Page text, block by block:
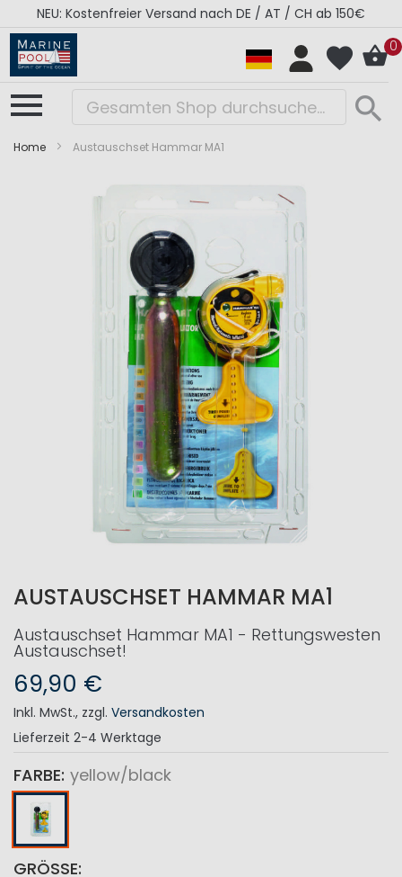
NEU: Kostenfreier Versand nach DE / AT / CH ab 150€
0
Home Austauschset Hammar MA1
AUSTAUSCHSET HAMMAR MA1
Austauschset Hammar MA1 - Rettungswesten
Austauschset!
69,90 €
Inkl. MwSt., zzgl. Versandkosten
Lieferzeit 2-4 Werktage
FARBE yellow/black
GRÖSSE